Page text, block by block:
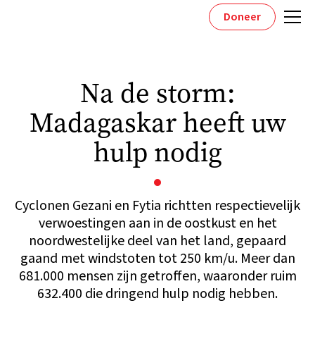
Doneer
Na de storm:
Madagaskar heeft uw
hulp nodig
Cyclonen Gezani en Fytia richtten respectievelijk
verwoestingen aan in de oostkust en het
noordwestelijke deel van het land, gepaard
gaand met windstoten tot 250 km/u. Meer dan
681.000 mensen zijn getroffen, waaronder ruim
632.400 die dringend hulp nodig hebben.